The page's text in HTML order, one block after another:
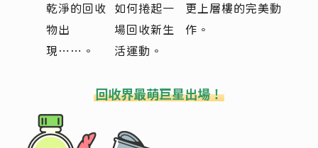
乾淨的回收
物出
現⋯⋯。
如何捲起一
場回收新生
活運動。
更上層樓的完美動
作。
回收界最萌巨星出場！